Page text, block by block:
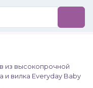
из высокопрочной
и вилка Everyday Baby